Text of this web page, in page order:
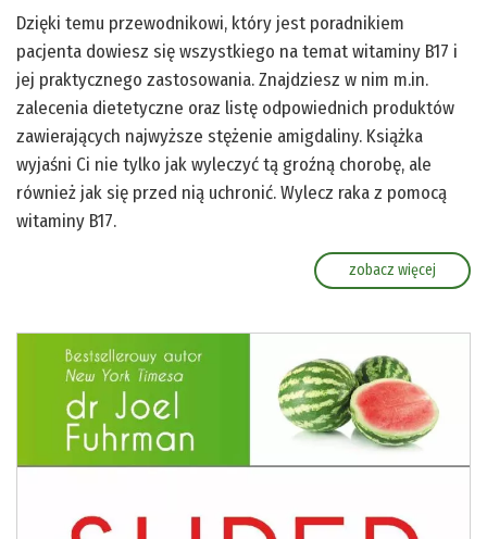
Dzięki temu przewodnikowi, który jest poradnikiem
pacjenta dowiesz się wszystkiego na temat witaminy B17 i
jej praktycznego zastosowania. Znajdziesz w nim m.in.
zalecenia dietetyczne oraz listę odpowiednich produktów
zawierających najwyższe stężenie amigdaliny. Książka
wyjaśni Ci nie tylko jak wyleczyć tą groźną chorobę, ale
również jak się przed nią uchronić. Wylecz raka z pomocą
witaminy B17.
zobacz więcej